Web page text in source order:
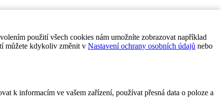
použití všech cookies nám umožníte zobrazovat například
můžete kdykoliv změnit v Nastavení ochrany osobních údajů nebo
k informacím ve vašem zařízení, používat přesná data o poloze a